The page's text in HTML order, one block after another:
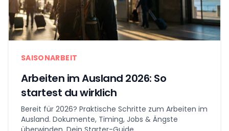
SAISONARBEIT
Arbeiten im Ausland 2026: So
startest du wirklich
Bereit für 2026? Praktische Schritte zum Arbeiten im
Ausland. Dokumente, Timing, Jobs & Ängste